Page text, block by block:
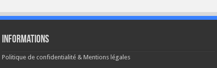
Informations
Politique de confidentialité & Mentions légales